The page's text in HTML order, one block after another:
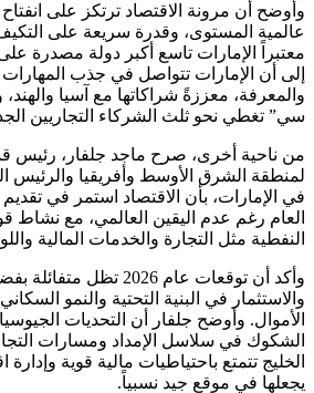
وأوضح أن مرونة الاقتصاد ترتكز على انفتاح
عالمية المستوى، وقدرة سريعة على التكيف
معتبراً الإمارات تاسع أكبر دولة مصدرة
إلى أن الإمارات تتواصل في جذب
والمعرفة، معززةً شراكاتها مع آسيا
سي” تغطي نحو ثلث الشركاء التجاريين
من ناحية أخرى، صرح ماجد جلفار، رئيس
لمنطقة الشرق الأوسط وأفريقيا والرئيس
في الإمارات، بأن الاقتصاد استمر في تقديم
العام رغم عدم اليقين العالمي، مع نشاط
النفطية مثل التجارة والخدمات المالية
وأكد أن توقعات عام 2026 تظل
والاستثمار في البنية التحتية والنمو
الأموال. وأوضح جلفار أن التحديات
الشكوك في سلاسل الإمداد ومسارات
الخليج تتمتع باحتياطيات مالية قوية وإدارة
يجعلها في موقع جيد نسبياً.